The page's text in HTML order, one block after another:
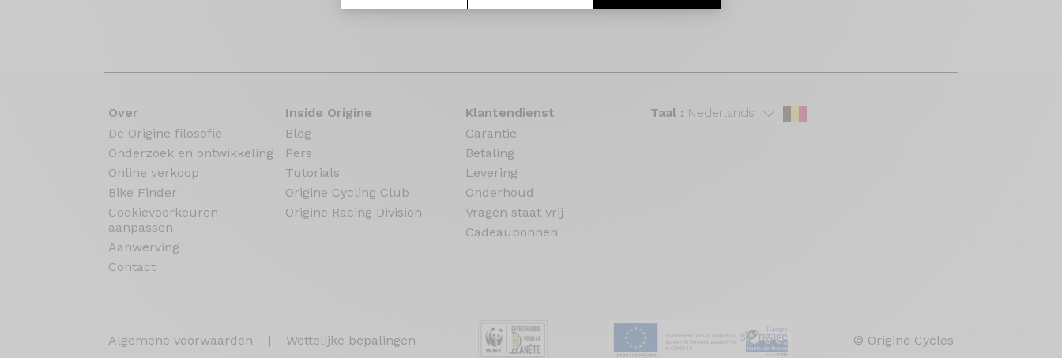
Over
De Origine filosofie
Onderzoek en ontwikkeling
Online verkoop
Bike Finder
Cookievoorkeuren
aanpassen
Aanwerving
Contact
Inside Origine
Blog
Pers
Tutorials
Origine Cycling Club
Origine Racing Division
Klantendienst
Garantie
Betaling
Levering
Onderhoud
Vragen staat vrij
Cadeaubonnen
Taal : Nederlands
Algemene voorwaarden | Wettelijke bepalingen © Origine Cycles